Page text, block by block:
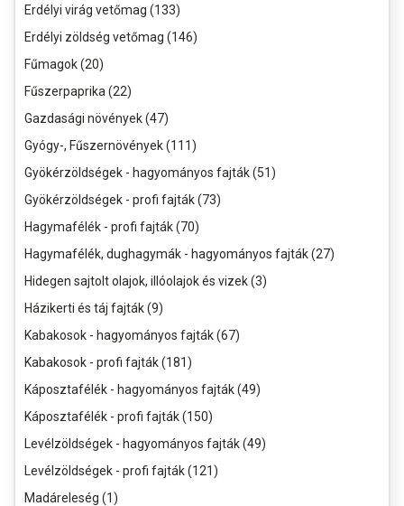
Erdélyi virág vetőmag (133)
Erdélyi zöldség vetőmag (146)
Fűmagok (20)
Fűszerpaprika (22)
Gazdasági növények (47)
Gyógy-, Fűszernövények (111)
Gyökérzöldségek - hagyományos fajták (51)
Gyökérzöldségek - profi fajták (73)
Hagymafélék - profi fajták (70)
Hagymafélék, dughagymák - hagyományos fajták (27)
Hidegen sajtolt olajok, illóolajok és vizek (3)
Házikerti és táj fajták (9)
Kabakosok - hagyományos fajták (67)
Kabakosok - profi fajták (181)
Káposztafélék - hagyományos fajták (49)
Káposztafélék - profi fajták (150)
Levélzöldségek - hagyományos fajták (49)
Levélzöldségek - profi fajták (121)
Madáreleség (1)